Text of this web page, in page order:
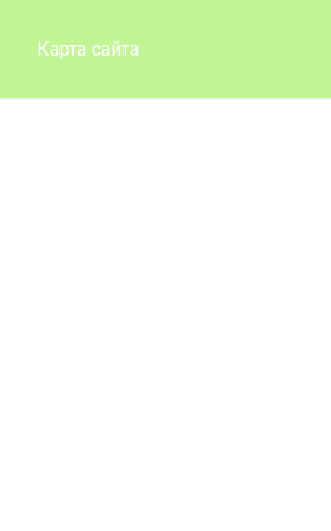
Карта сайта